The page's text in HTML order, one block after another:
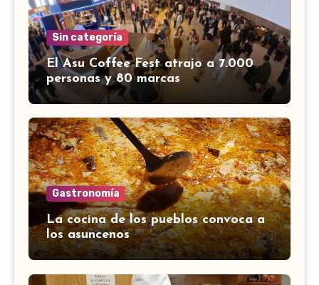
Sin categoría
El Asu Coffee Fest atrajo a 7.000
personas y 80 marcas
Gastronomía
La cocina de los pueblos convoca a
los asuncenos